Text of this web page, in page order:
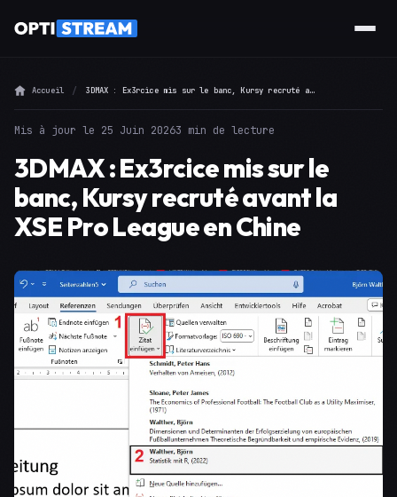
Accueil 3DMAX : Ex3rcice mis sur le banc, Kursy recruté avant la XSE Pro League en Chine
Mis à jour le 25 Juin 20263 min de lecture
3DMAX : Ex3rcice mis sur le
banc, Kursy recruté avant la
XSE Pro League en Chine